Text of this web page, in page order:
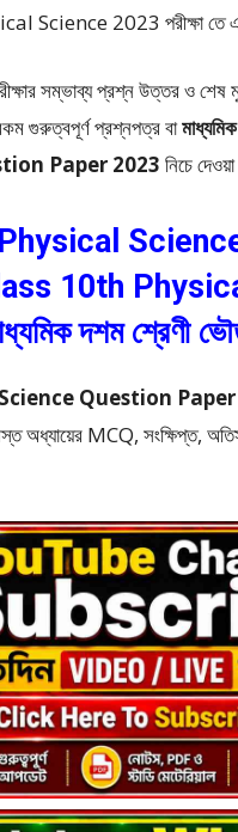
2023 পরীক্ষা তে এই
সম্ভাব্য প্রশ্ন উত্তর ও শেষ
গুরুত্বপূর্ণ প্রশ্নপত্র বা
Paper 2023 নিচে
10th
দশম শ্রেণী
Question Paper
অধ্যায়ের MCQ, সংক্ষিপ্ত,